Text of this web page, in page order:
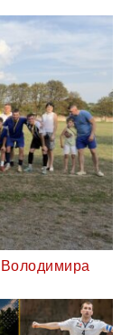
Володимира